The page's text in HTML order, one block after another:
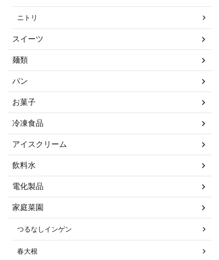
ニトリ
スイーツ
麺類
パン
お菓子
冷凍食品
アイスクリーム
飲料水
電化製品
家庭菜園
つるなしインゲン
春大根